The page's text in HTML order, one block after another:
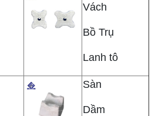
Vách
Bồ Trụ
Lanh tô
Sàn
Dầm